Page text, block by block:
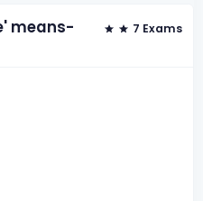
means- 7 Exams